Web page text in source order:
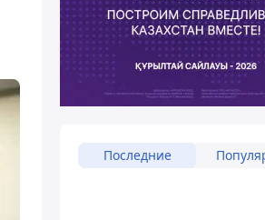
Последние